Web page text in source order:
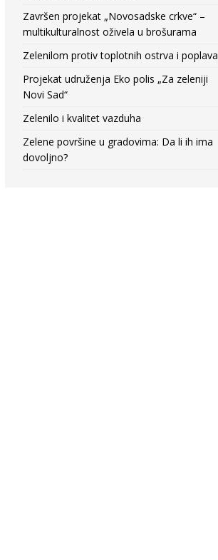
Završen projekat „Novosadske crkve“ –
multikulturalnost oživela u brošurama
Zelenilom protiv toplotnih ostrva i poplava
Projekat udruženja Eko polis „Za zeleniji
Novi Sad“
Zelenilo i kvalitet vazduha
Zelene površine u gradovima: Da li ih ima
dovoljno?